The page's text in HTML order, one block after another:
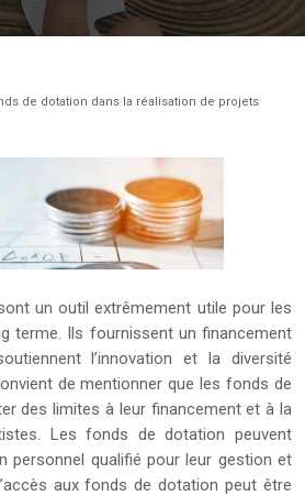
de dotation dans la réalisation de projets
un outil extrêmement utile pour les
terme. Ils fournissent un financement
l’innovation et la diversité
de mentionner que les fonds de
des limites à leur financement et à la
Les fonds de dotation peuvent
personnel qualifié pour leur gestion et
aux fonds de dotation peut être